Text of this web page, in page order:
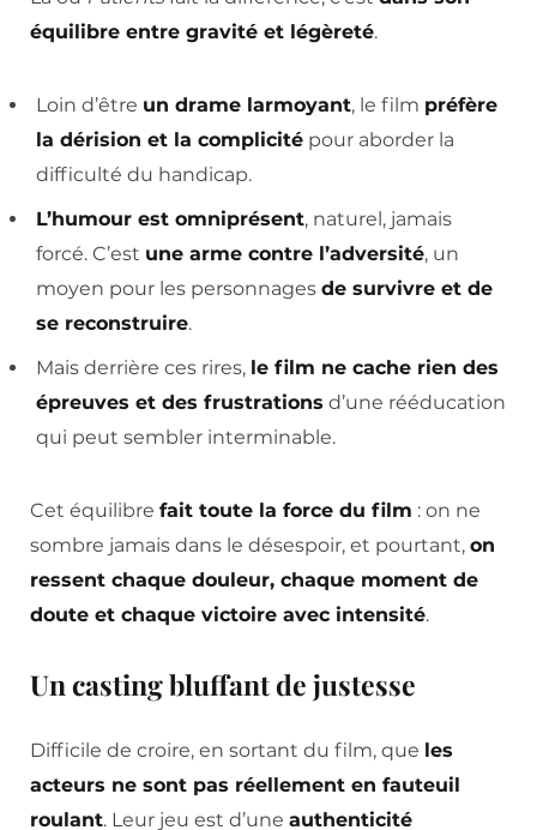
équilibre entre gravité et légèreté.
Loin d’être un drame larmoyant, le film préfère
la dérision et la complicité pour aborder la
difficulté du handicap.
L’humour est omniprésent, naturel, jamais
forcé. C’est une arme contre l’adversité, un
moyen pour les personnages de survivre et de
se reconstruire.
Mais derrière ces rires, le film ne cache rien des
épreuves et des frustrations d’une rééducation
qui peut sembler interminable.
Cet équilibre fait toute la force du film : on ne
sombre jamais dans le désespoir, et pourtant, on
ressent chaque douleur, chaque moment de
doute et chaque victoire avec intensité.
Un casting bluffant de justesse
Difficile de croire, en sortant du film, que les
acteurs ne sont pas réellement en fauteuil
roulant. Leur jeu est d’une authenticité